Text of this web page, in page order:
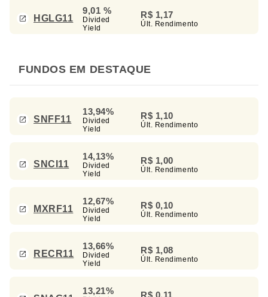
HGLG11
9,01 %
Divided
Yield
R$ 1,17
Últ. Rendimento
FUNDOS EM DESTAQUE
SNFF11
13,94%
Divided
Yield
R$ 1,10
Últ. Rendimento
SNCI11
14,13%
Divided
Yield
R$ 1,00
Últ. Rendimento
MXRF11
12,67%
Divided
Yield
R$ 0,10
Últ. Rendimento
RECR11
13,66%
Divided
Yield
R$ 1,08
Últ. Rendimento
13,21% R$ 0,11